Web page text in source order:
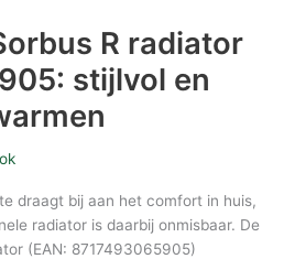
R radiator
stijlvol en
draagt bij aan het comfort in huis,
radiator is daarbij onmisbaar. De
(EAN: 8717493065905)